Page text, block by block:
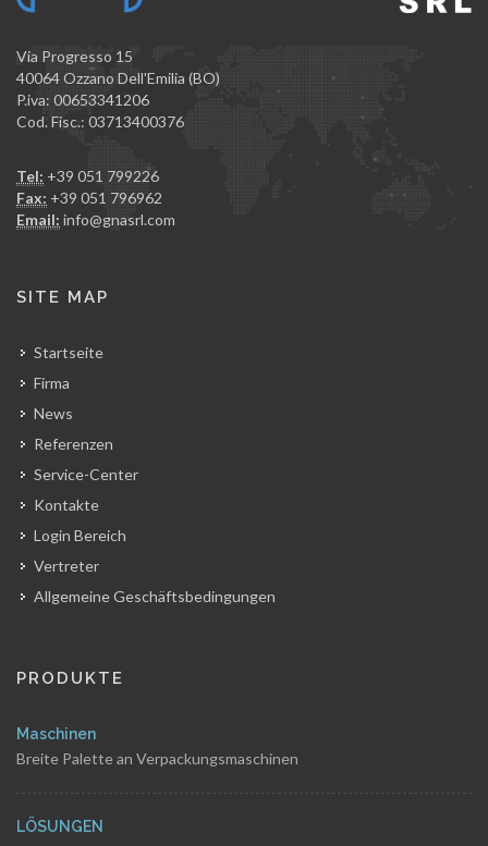
Via Progresso 15
40064 Ozzano Dell'Emilia (BO)
P.iva: 00653341206
Cod. Fisc.: 03713400376
Tel: +39 051 799226
Fax: +39 051 796962
Email: info@gnasrl.com
SITE MAP
Startseite
Firma
News
Referenzen
Service-Center
Kontakte
Login Bereich
Vertreter
Allgemeine Geschäftsbedingungen
PRODUKTE
Maschinen
Breite Palette an Verpackungsmaschinen
LÖSUNGEN